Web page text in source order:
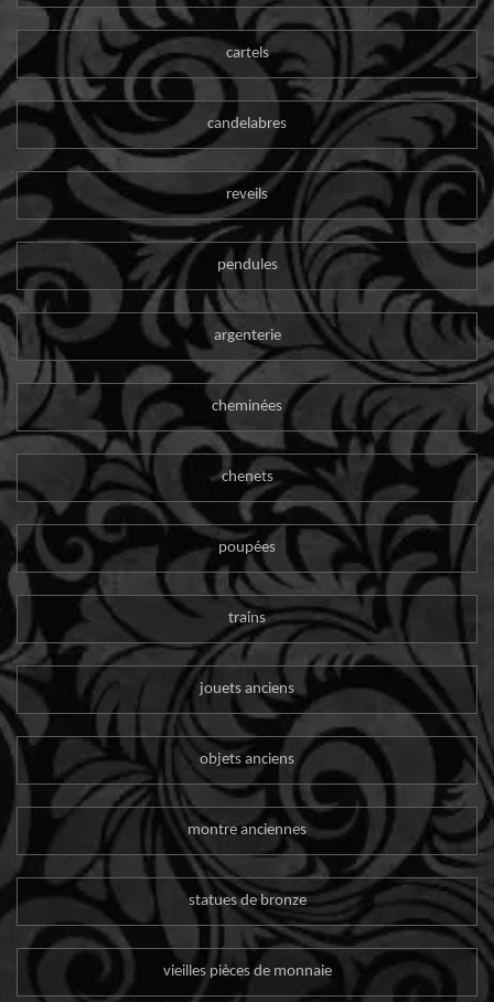
cartels
candelabres
reveils
pendules
argenterie
cheminées
chenets
poupées
trains
jouets anciens
objets anciens
montre anciennes
statues de bronze
vieilles pièces de monnaie